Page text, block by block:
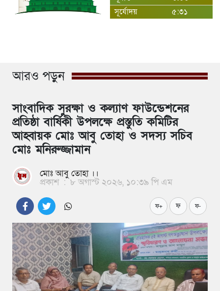
সূর্যোদয়
৫:৩১
আরও পড়ুন
সাংবাদিক সুরক্ষা ও কল্যাণ ফাউন্ডেশনের
প্রতিষ্ঠা বার্ষিকী উপলক্ষে প্রস্তুতি কমিটির
আহ্বায়ক মোঃ আবু তোহা ও সদস্য সচিব
মোঃ মনিরুজ্জামান
মোঃ আবু তোহা ।।
প্রকাশ : ৮ অগাস্ট ২০২৬, ১০:৩৯ পি এম
ফ+ ফ ফ-